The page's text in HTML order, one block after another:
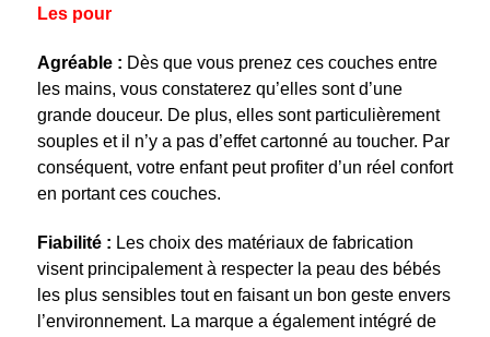
Les pour
Agréable : Dès que vous prenez ces couches entre
les mains, vous constaterez qu’elles sont d’une
grande douceur. De plus, elles sont particulièrement
souples et il n’y a pas d’effet cartonné au toucher. Par
conséquent, votre enfant peut profiter d’un réel confort
en portant ces couches.
Fiabilité : Les choix des matériaux de fabrication
visent principalement à respecter la peau des bébés
les plus sensibles tout en faisant un bon geste envers
l’environnement. La marque a également intégré de